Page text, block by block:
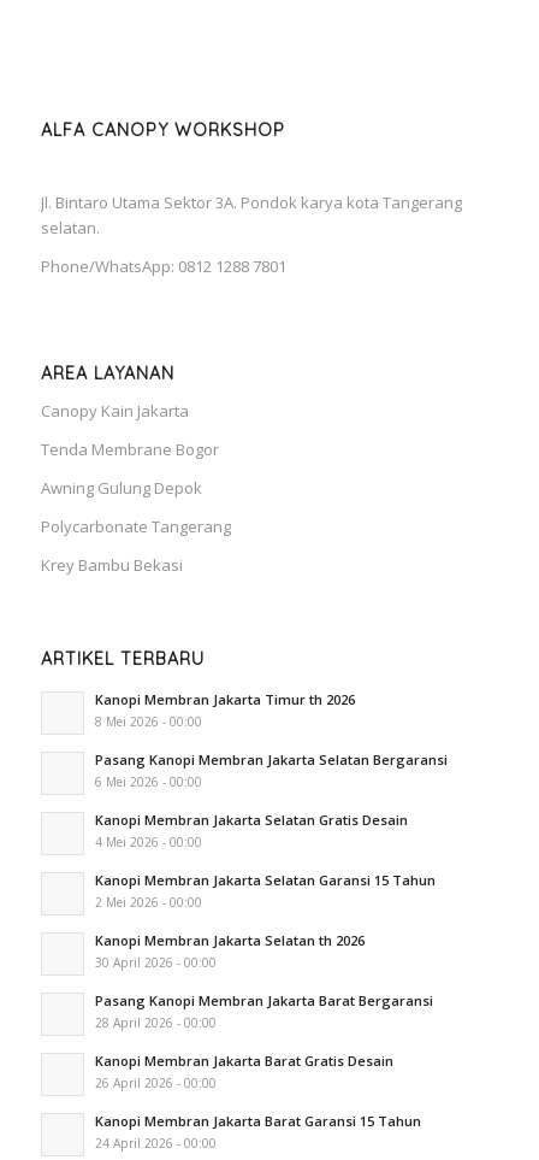
ALFA CANOPY WORKSHOP
Jl. Bintaro Utama Sektor 3A. Pondok karya kota Tangerang
selatan.
Phone/WhatsApp: 0812 1288 7801
AREA LAYANAN
Canopy Kain Jakarta
Tenda Membrane Bogor
Awning Gulung Depok
Polycarbonate Tangerang
Krey Bambu Bekasi
ARTIKEL TERBARU
Kanopi Membran Jakarta Timur th 2026
8 Mei 2026 - 00:00
Pasang Kanopi Membran Jakarta Selatan Bergaransi
6 Mei 2026 - 00:00
Kanopi Membran Jakarta Selatan Gratis Desain
4 Mei 2026 - 00:00
Kanopi Membran Jakarta Selatan Garansi 15 Tahun
2 Mei 2026 - 00:00
Kanopi Membran Jakarta Selatan th 2026
30 April 2026 - 00:00
Pasang Kanopi Membran Jakarta Barat Bergaransi
28 April 2026 - 00:00
Kanopi Membran Jakarta Barat Gratis Desain
26 April 2026 - 00:00
Kanopi Membran Jakarta Barat Garansi 15 Tahun
24 April 2026 - 00:00